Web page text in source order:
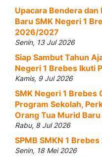
Upacara Bendera dan
Baru SMK Negeri 1
2026/2027
Senin, 13 Jul 2026
Siap Sambut Tahun
Negeri 1 Brebes Ikuti
Kamis, 9 Jul 2026
SMK Negeri 1 Brebes
Program Sekolah,
Orang Tua Murid Baru
Rabu, 8 Jul 2026
SPMB SMKN 1
Senin, 18 Mei 2026